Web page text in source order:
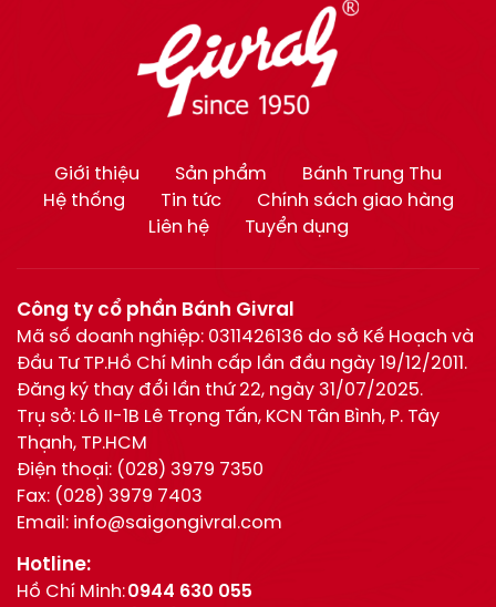
Giới thiệu Sản phẩm
Bánh Trung Thu
Hệ thống
Tin tức
Chính sách giao hàng
Liên hệ
Tuyển dụng
Công ty cổ phần Bánh Givral
Mã số doanh nghiệp: 0311426136 do sở Kế Hoạch và
Đầu Tư TP.Hồ Chí Minh cấp lần đầu ngày 19/12/2011.
Đăng ký thay đổi lần thứ 22, ngày 31/07/2025.
Trụ sở: Lô II-1B Lê Trọng Tấn, KCN Tân Bình, P. Tây
Thạnh, TP.HCM
Điện thoại: (028) 3979 7350
Fax: (028) 3979 7403
Email: info@saigongivral.com
Hotline:
Hồ Chí Minh:0944 630 055